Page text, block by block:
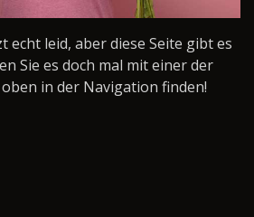
echt leid, aber diese Seite gibt es
Sie es doch mal mit einer der
in der Navigation finden!